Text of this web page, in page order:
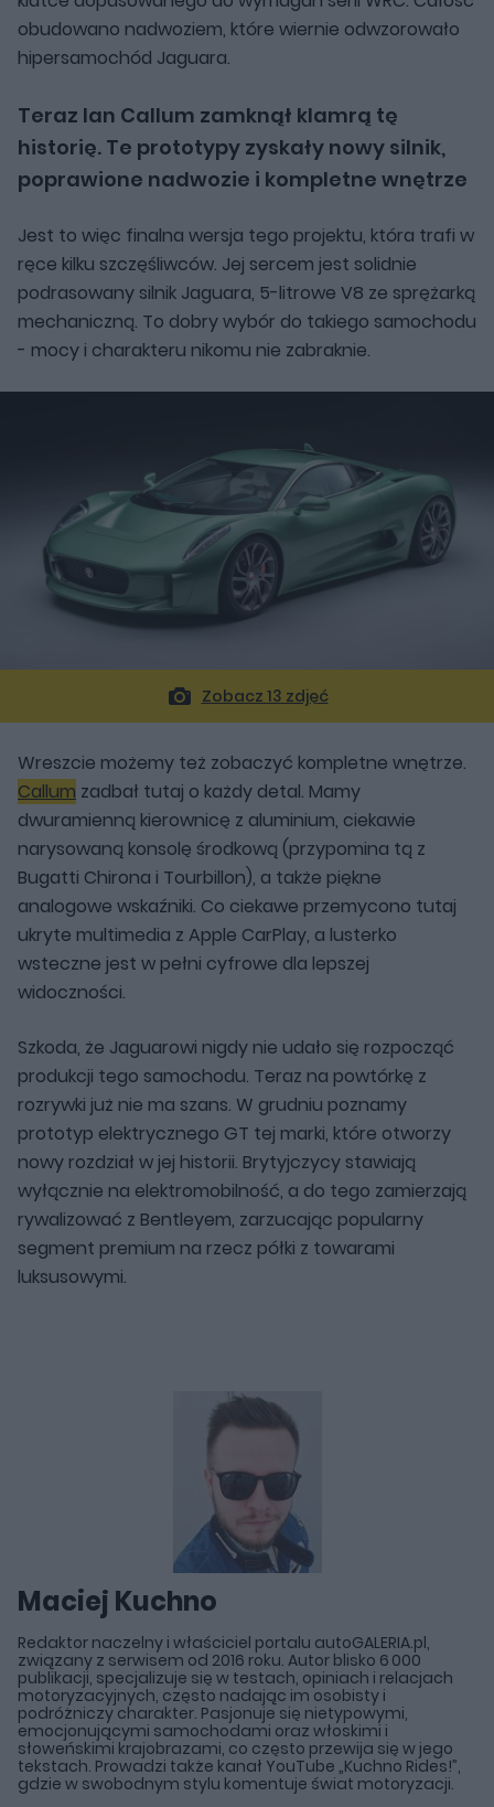
obudowano nadwoziem, które wiernie odwzorowało
hipersamochód Jaguara.
Teraz Ian Callum zamknął klamrą tę
historię. Te prototypy zyskały nowy silnik,
poprawione nadwozie i kompletne wnętrze
Jest to więc finalna wersja tego projektu, która trafi w
ręce kilku szczęśliwców. Jej sercem jest solidnie
podrasowany silnik Jaguara, 5-litrowe V8 ze sprężarką
mechaniczną. To dobry wybór do takiego samochodu
- mocy i charakteru nikomu nie zabraknie.
Zobacz 13 zdjęć
Wreszcie możemy też zobaczyć kompletne wnętrze.
Callum zadbał tutaj o każdy detal. Mamy
dwuramienną kierownicę z aluminium, ciekawie
narysowaną konsolę środkową (przypomina tą z
Bugatti Chirona i Tourbillon), a także piękne
analogowe wskaźniki. Co ciekawe przemycono tutaj
ukryte multimedia z Apple CarPlay, a lusterko
wsteczne jest w pełni cyfrowe dla lepszej
widoczności.
Szkoda, że Jaguarowi nigdy nie udało się rozpocząć
produkcji tego samochodu. Teraz na powtórkę z
rozrywki już nie ma szans. W grudniu poznamy
prototyp elektrycznego GT tej marki, które otworzy
nowy rozdział w jej historii. Brytyjczycy stawiają
wyłącznie na elektromobilność, a do tego zamierzają
rywalizować z Bentleyem, zarzucając popularny
segment premium na rzecz półki z towarami
luksusowymi.
Maciej Kuchno
Redaktor naczelny i właściciel portalu autoGALERIA.pl,
związany z serwisem od 2016 roku. Autor blisko 6 000
publikacji, specjalizuje się w testach, opiniach i relacjach
motoryzacyjnych, często nadając im osobisty i
podróżniczy charakter. Pasjonuje się nietypowymi,
emocjonującymi samochodami oraz włoskimi i
słoweńskimi krajobrazami, co często przewija się w jego
tekstach. Prowadzi także kanał YouTube „Kuchno Rides!”,
gdzie w swobodnym stylu komentuje świat motoryzacji.